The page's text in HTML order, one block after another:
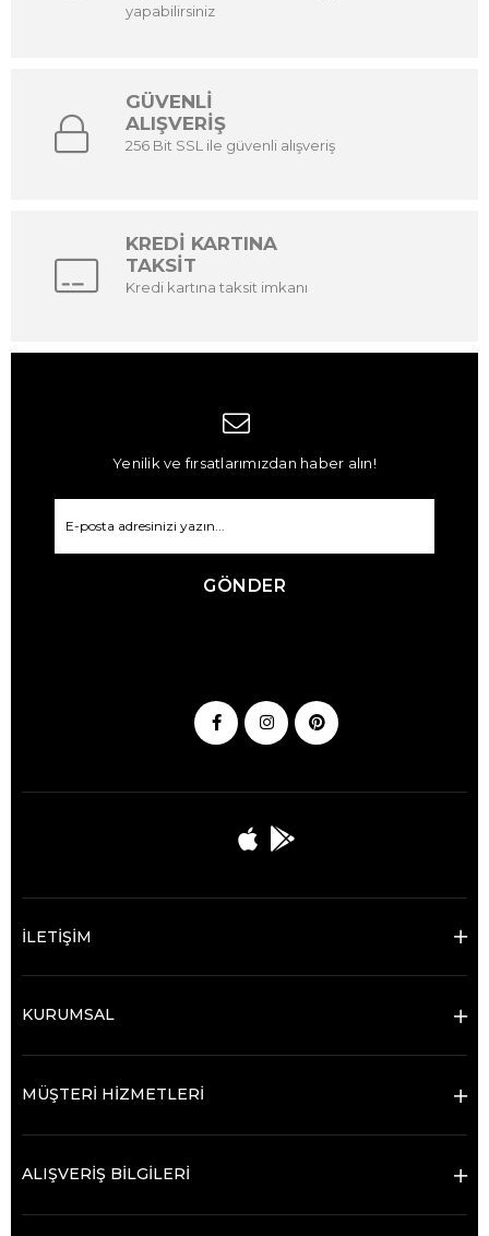
yapabilirsiniz
GÜVENLİ
ALIŞVERİŞ
256 Bit SSL ile güvenli alışveriş
KREDİ KARTINA
TAKSİT
Kredi kartına taksit imkanı
Yenilik ve fırsatlarımızdan haber alın!
GÖNDER
İLETİŞİM
KURUMSAL
MÜŞTERİ HİZMETLERİ
ALIŞVERİŞ BİLGİLERİ